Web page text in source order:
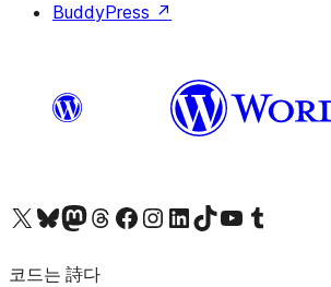
BuddyPress ↗
X(이전 트위터) 계정 방문하기블루스카이 계정 방문하기마스토돈 계정 방문하기스레드 계정 방문하기 페이스북 페이지 방문하기인스타그램 계정 방문하기 LinkedIn 계정 방문하기틱톡 계정 방문하기유튜브 채널 방문하기 텀블러 계정 방문하기
코드는 詩다